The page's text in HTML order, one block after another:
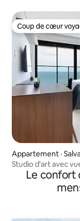
Coup de cœur
Coup de cœur
Appartement ·
Studio d'art avec
Le confort